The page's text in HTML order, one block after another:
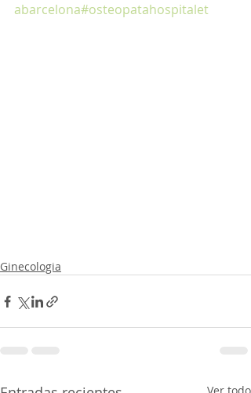
abarcelona#osteopatahospitalet
Ginecologia